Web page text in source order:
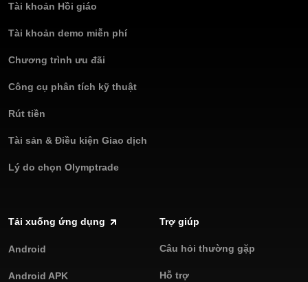
Tài khoản Hồi giáo
Tài khoản demo miễn phí
Chương trình ưu đãi
Công cụ phân tích kỹ thuật
Rút tiền
Tài sản & Điều kiện Giao dịch
Lý do chọn Olymptrade
Tải xuống ứng dụng
Android
Android APK
Trợ giúp
Câu hỏi thường gặp
Hỗ trợ